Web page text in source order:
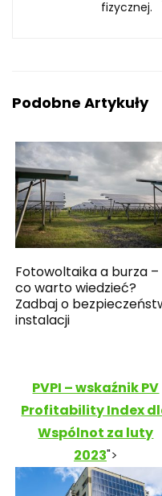
fizycznej.
Podobne Artykuły
Fotowoltaika a burza –
co warto wiedzieć?
Zadbaj o
instalacji
PVPI – wskaźnik PV
Profitability Index
Wspólnot za luty
2023">